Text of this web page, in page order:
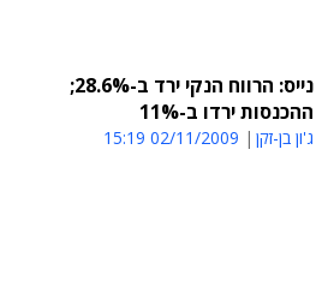
נייס: הרווח הנקי ירד ב-28.6%;
ההכנסות ירדו ב-11%
ג'ון בן-זקן 02/11/2009 15:19